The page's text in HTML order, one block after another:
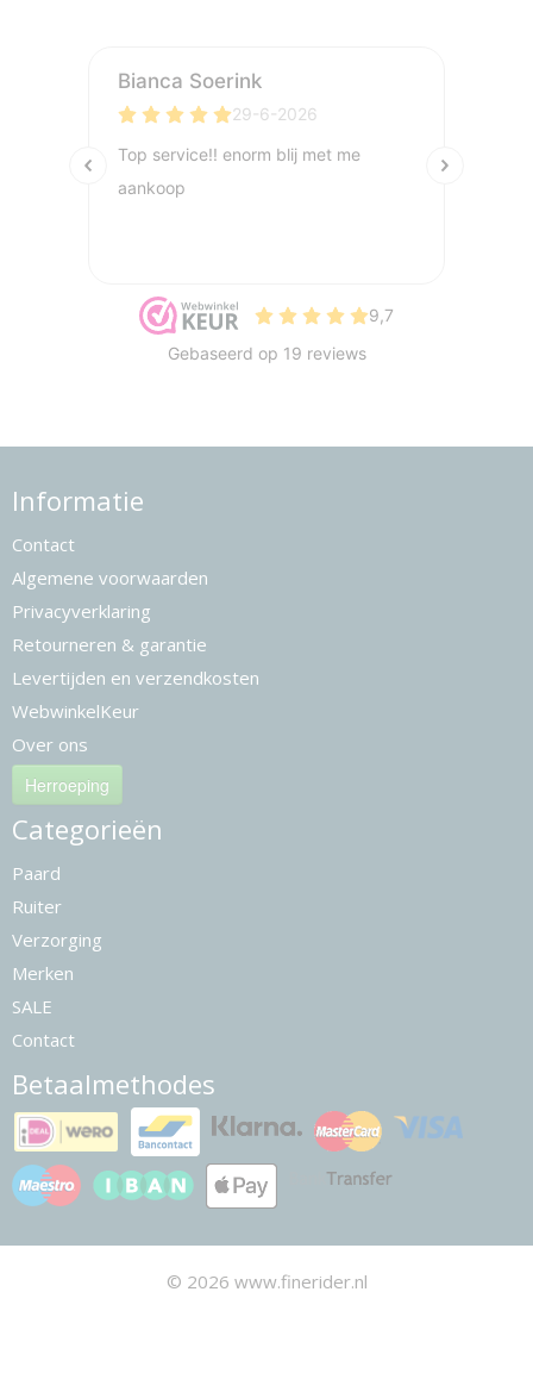
Informatie
Contact
Algemene voorwaarden
Privacyverklaring
Retourneren & garantie
Levertijden en verzendkosten
WebwinkelKeur
Over ons
Herroeping
Categorieën
Paard
Ruiter
Verzorging
Merken
SALE
Contact
Betaalmethodes
© 2026 www.finerider.nl